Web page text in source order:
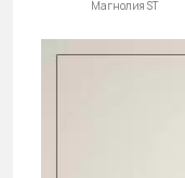
Магнолия ST